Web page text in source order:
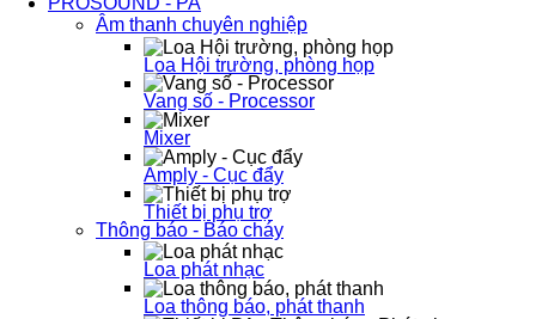
Âm thanh chuyên nghiệp
Loa Hội trường, phòng họp
Vang số - Processor
Mixer
Amply - Cục đẩy
Thiết bị phụ trợ
Thông báo - Báo cháy
Loa phát nhạc
Loa thông báo, phát thanh